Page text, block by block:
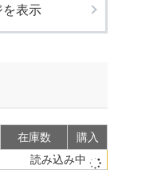
表示
在庫数
購入
読み込み中